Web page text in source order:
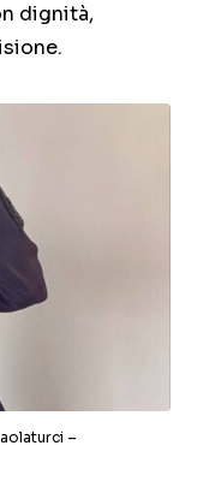
dignità,
–